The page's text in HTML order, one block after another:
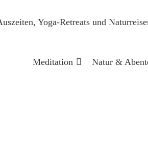
Meditation Natur &